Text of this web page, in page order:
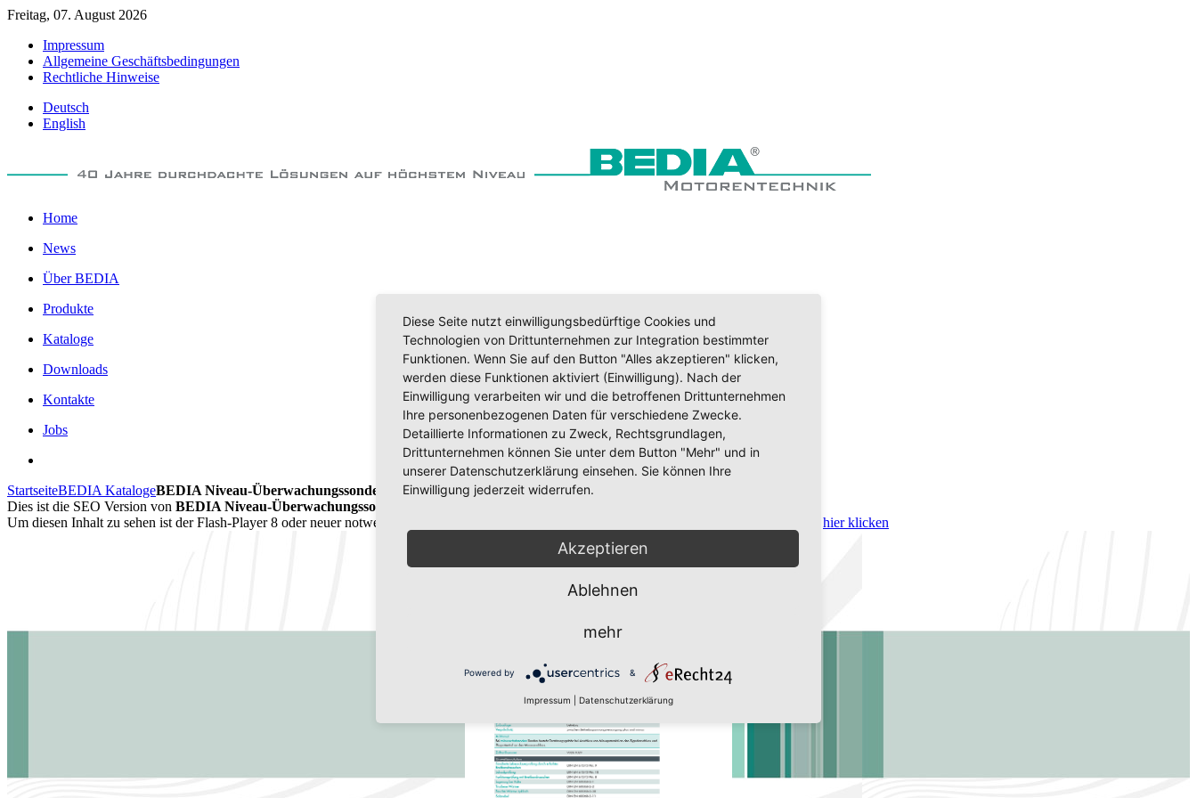
Freitag, 07. August 2026
Impressum
Allgemeine Geschäftsbedingungen
Rechtliche Hinweise
Deutsch
English
Home
News
Über BEDIA
Produkte
Kataloge
Downloads
Kontakte
Jobs
StartseiteBEDIA KatalogeBEDIA Niveau-Überwachungssonden CLS 20/25
Dies ist die SEO Version von BEDIA Niveau-Überwachungssonden CLS 20/25 Seite 23
Um diesen Inhalt zu sehen ist der Flash-Player 8 oder neuer notwendig und Javascript muss erlaubt sein. Zum downloaden des Flach-Player bitte hier klicken
Diese Seite nutzt einwilligungsbedürftige Cookies und
Technologien von Drittunternehmen zur Integration bestimmter
Funktionen. Wenn Sie auf den Button "Alles akzeptieren" klicken,
werden diese Funktionen aktiviert (Einwilligung). Nach der
Einwilligung verarbeiten wir und die betroffenen Drittunternehmen
Ihre personenbezogenen Daten für verschiedene Zwecke.
Detaillierte Informationen zu Zweck, Rechtsgrundlagen,
Drittunternehmen können Sie unter dem Button "Mehr" und in
unserer Datenschutzerklärung einsehen. Sie können Ihre
Einwilligung jederzeit widerrufen.
Akzeptieren
Ablehnen
mehr
Powered by &
Impressum Datenschutzerklärung